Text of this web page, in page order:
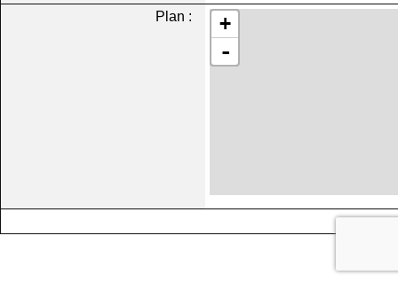
Plan :
+
-